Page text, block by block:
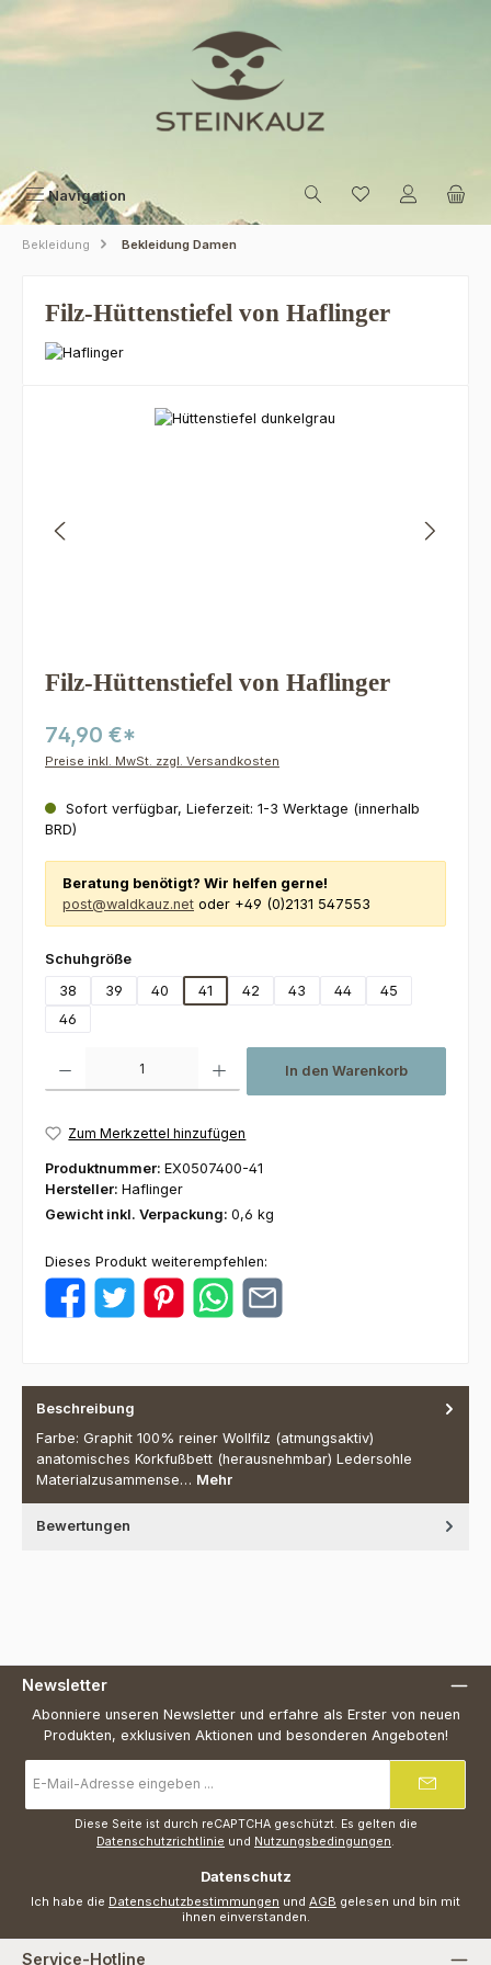
Zum Hauptinhalt springen
Navigation
Bekleidung Bekleidung Damen
Filz-Hüttenstiefel von Haflinger
Bildergalerie überspringen
Filz-Hüttenstiefel von Haflinger
74,90 €*
Preise inkl. MwSt. zzgl. Versandkosten
Sofort verfügbar, Lieferzeit: 1-3 Werktage (innerhalb
BRD)
Beratung benötigt? Wir helfen gerne!
post@waldkauz.net oder +49 (0)2131 547553
Schuhgrößeauswählen
38
39 40 41 42 43 44
45
46
In den Warenkorb
Zum Merkzettel hinzufügen
Produktnummer: EX0507400-41
Hersteller: Haflinger
Gewicht inkl. Verpackung: 0,6 kg
Dieses Produkt weiterempfehlen:
Beschreibung
Farbe: Graphit 100% reiner Wollfilz (atmungsaktiv)
anatomisches Korkfußbett (herausnehmbar) Ledersohle
Materialzusammense… Mehr
Bewertungen
Newsletter
Abonniere unseren Newsletter und erfahre als Erster von neuen
Produkten, exklusiven Aktionen und besonderen Angeboten!
Mail-
Adresse
Diese Seite ist durch reCAPTCHA geschützt. Es gelten die
Datenschutzrichtlinie und Nutzungsbedingungen.
Datenschutz
Ich habe die Datenschutzbestimmungen und AGB gelesen und bin mit
ihnen einverstanden.
Service-Hotline